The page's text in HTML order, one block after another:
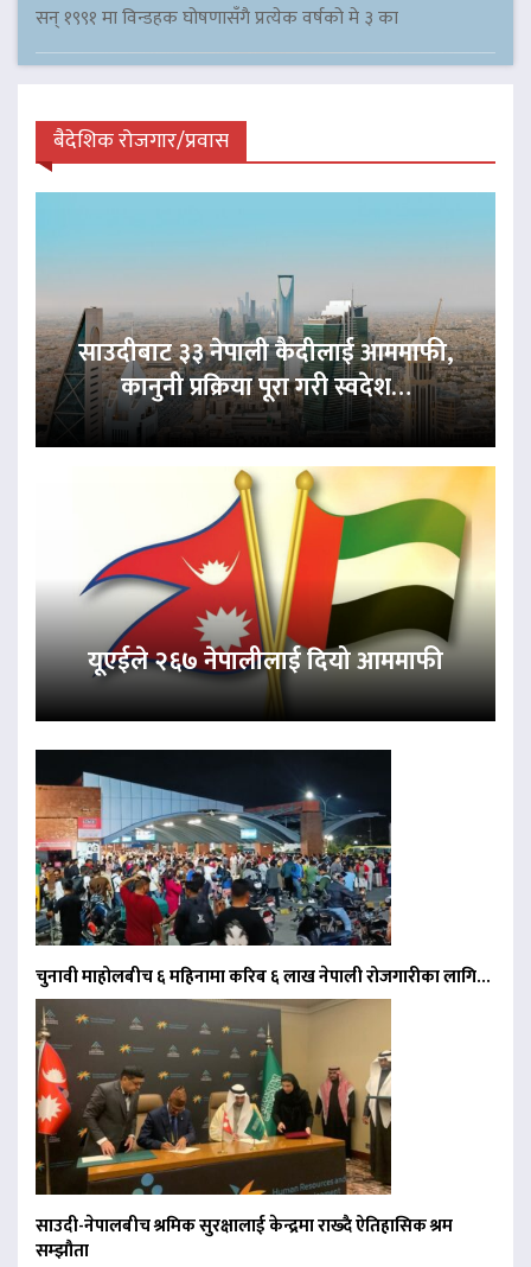
सन् १९९१ मा विन्डहक घोषणासँगै प्रत्येक वर्षको मे ३ का
बैदेशिक रोजगार/प्रवास
साउदीबाट ३३ नेपाली कैदीलाई आममाफी,
कानुनी प्रक्रिया पूरा गरी स्वदेश…
यूएईले २६७ नेपालीलाई दियो आममाफी
चुनावी माहोलबीच ६ महिनामा करिब ६ लाख नेपाली रोजगारीका लागि…
साउदी-नेपालबीच श्रमिक सुरक्षालाई केन्द्रमा राख्दै ऐतिहासिक श्रम
सम्झौता